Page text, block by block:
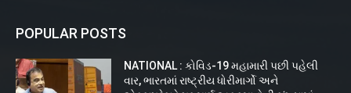
POPULAR POSTS
NATIONAL : કોવિડ-19 મહામારી પછી પહેલી
વાર, ભારતમાં રાષ્ટ્રીય ધોરીમાર્ગો અને